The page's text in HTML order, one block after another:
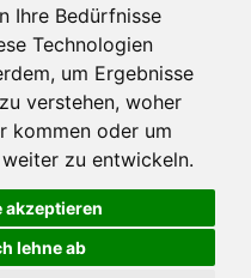
Ihre Bedürfnisse
Technologien
um Ergebnisse
verstehen, woher
kommen oder um
zu entwickeln.
akzeptieren
lehne ab